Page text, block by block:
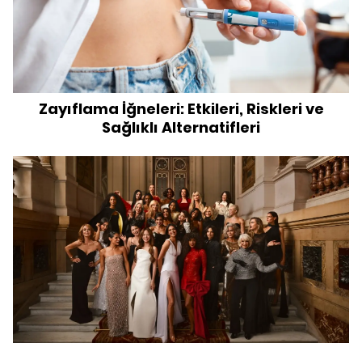
Zayıflama İğneleri: Etkileri, Riskleri ve
Sağlıklı Alternatifleri